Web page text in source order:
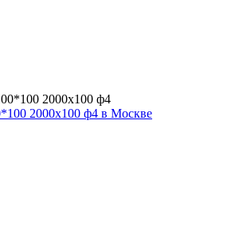
2000х100 ф4 в Москве